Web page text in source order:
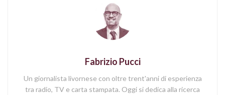
Fabrizio Pucci
Un giornalista livornese con oltre trent'anni di esperienza
tra radio, TV e carta stampata. Oggi si dedica alla ricerca